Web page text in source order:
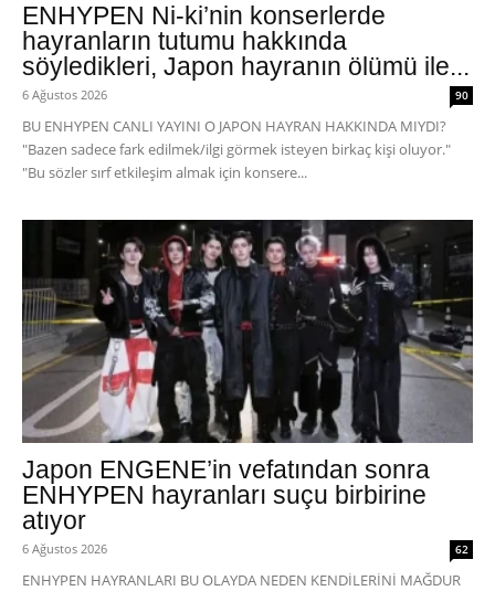
ENHYPEN Ni-ki’nin konserlerde
hayranların tutumu hakkında
söyledikleri, Japon hayranın ölümü ile...
6 Ağustos 2026 90
BU ENHYPEN CANLI YAYINI O JAPON HAYRAN HAKKINDA MIYDI?
"Bazen sadece fark edilmek/ilgi görmek isteyen birkaç kişi oluyor."
"Bu sözler sırf etkileşim almak için konsere...
Japon ENGENE’in vefatından sonra
ENHYPEN hayranları suçu birbirine
atıyor
6 Ağustos 2026 62
ENHYPEN HAYRANLARI BU OLAYDA NEDEN KENDİLERİNİ MAĞDUR